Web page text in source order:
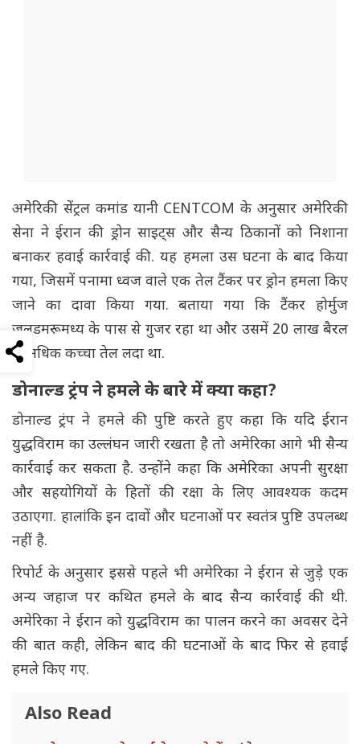
अमेरिकी सेंट्रल कमांड यानी CENTCOM के अनुसार अमेरिकी
सेना ने ईरान की ड्रोन साइट्स और सैन्य ठिकानों को निशाना
बनाकर हवाई कार्रवाई की. यह हमला उस घटना के बाद किया
गया, जिसमें पनामा ध्वज वाले एक तेल टैंकर पर ड्रोन हमला किए
जाने का दावा किया गया. बताया गया कि टैंकर होर्मुज
जलडमरूमध्य के पास से गुजर रहा था और उसमें 20 लाख बैरल
से अधिक कच्चा तेल लदा था.
डोनाल्ड ट्रंप ने हमले के बारे में क्या कहा?
डोनाल्ड ट्रंप ने हमले की पुष्टि करते हुए कहा कि यदि ईरान
युद्धविराम का उल्लंघन जारी रखता है तो अमेरिका आगे भी सैन्य
कार्रवाई कर सकता है. उन्होंने कहा कि अमेरिका अपनी सुरक्षा
और सहयोगियों के हितों की रक्षा के लिए आवश्यक कदम
उठाएगा. हालांकि इन दावों और घटनाओं पर स्वतंत्र पुष्टि उपलब्ध
नहीं है.
रिपोर्ट के अनुसार इससे पहले भी अमेरिका ने ईरान से जुड़े एक
अन्य जहाज पर कथित हमले के बाद सैन्य कार्रवाई की थी.
अमेरिका ने ईरान को युद्धविराम का पालन करने का अवसर देने
की बात कही, लेकिन बाद की घटनाओं के बाद फिर से हवाई
हमले किए गए.
Also Read